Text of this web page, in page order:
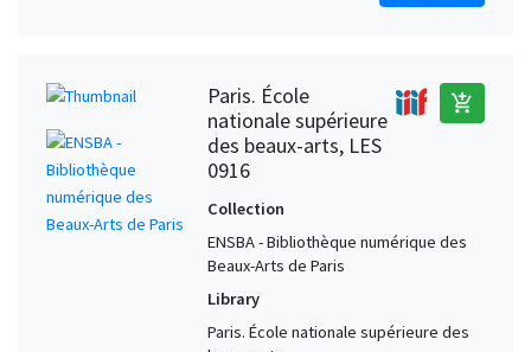
Paris. École
nationale supérieure
des beaux-arts, LES
0916
add_shopping_cart
Collection
ENSBA - Bibliothèque numérique des
Beaux-Arts de Paris
Library
Paris. École nationale supérieure des